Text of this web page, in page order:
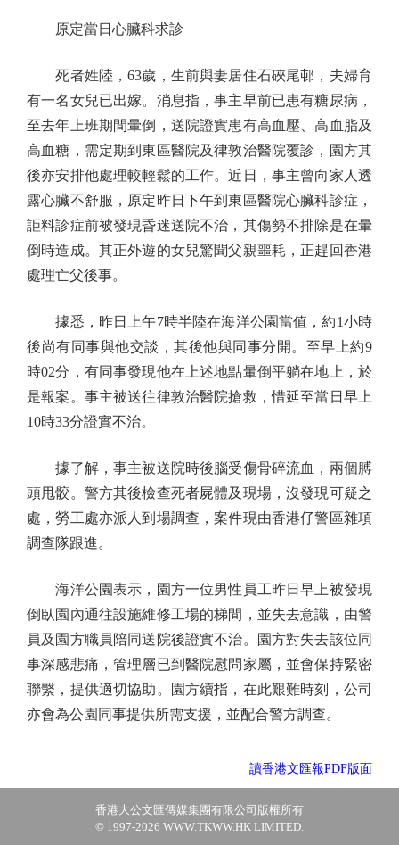
原定當日心臟科求診
死者姓陸，63歲，生前與妻居住石硤尾邨，夫婦育
有一名女兒已出嫁。消息指，事主早前已患有糖尿病，
至去年上班期間暈倒，送院證實患有高血壓、高血脂及
高血糖，需定期到東區醫院及律敦治醫院覆診，園方其
後亦安排他處理較輕鬆的工作。近日，事主曾向家人透
露心臟不舒服，原定昨日下午到東區醫院心臟科診症，
詎料診症前被發現昏迷送院不治，其傷勢不排除是在暈
倒時造成。其正外遊的女兒驚聞父親噩耗，正趕回香港
處理亡父後事。
據悉，昨日上午7時半陸在海洋公園當值，約1小時
後尚有同事與他交談，其後他與同事分開。至早上約9
時02分，有同事發現他在上述地點暈倒平躺在地上，於
是報案。事主被送往律敦治醫院搶救，惜延至當日早上
10時33分證實不治。
據了解，事主被送院時後腦受傷骨碎流血，兩個膊
頭甩骹。警方其後檢查死者屍體及現場，沒發現可疑之
處，勞工處亦派人到場調查，案件現由香港仔警區雜項
調查隊跟進。
海洋公園表示，園方一位男性員工昨日早上被發現
倒臥園內通往設施維修工場的梯間，並失去意識，由警
員及園方職員陪同送院後證實不治。園方對失去該位同
事深感悲痛，管理層已到醫院慰問家屬，並會保持緊密
聯繫，提供適切協助。園方續指，在此艱難時刻，公司
亦會為公園同事提供所需支援，並配合警方調查。
讀香港文匯報PDF版面
香港大公文匯傳媒集團有限公司版權所有
© 1997-2026 WWW.TKWW.HK LIMITED.